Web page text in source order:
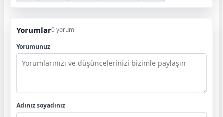
Yorumlar0 yorum
Yorumunuz
Adınız soyadınız